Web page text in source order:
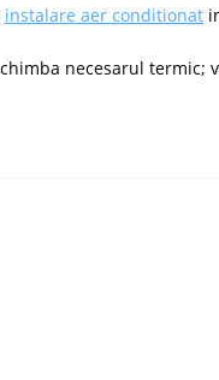
instalare aer conditionat
necesarul termic;